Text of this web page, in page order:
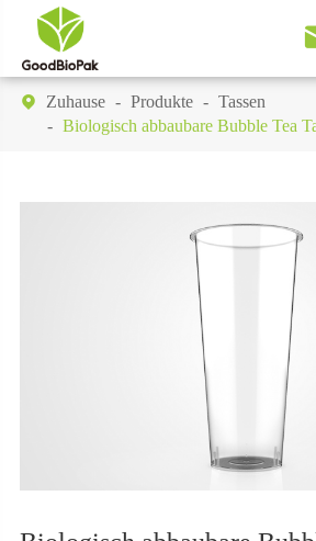
 Zuhause Produkte
Tassen
Biologisch abbaubare Bubble Tea